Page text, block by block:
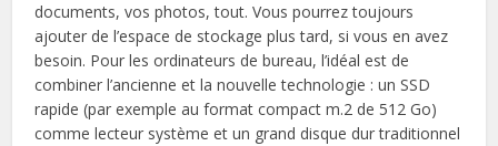
documents, vos photos, tout. Vous pourrez toujours
ajouter de l’espace de stockage plus tard, si vous en avez
besoin. Pour les ordinateurs de bureau, l’idéal est de
combiner l’ancienne et la nouvelle technologie : un SSD
rapide (par exemple au format compact m.2 de 512 Go)
comme lecteur système et un grand disque dur traditionnel